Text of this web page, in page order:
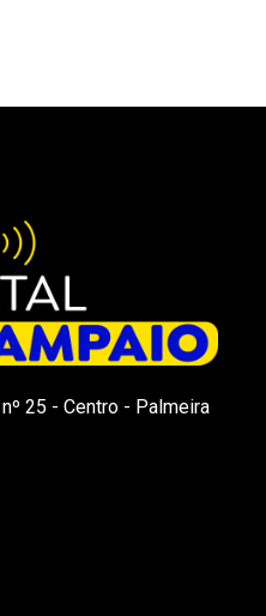
25 - Centro - Palmeira